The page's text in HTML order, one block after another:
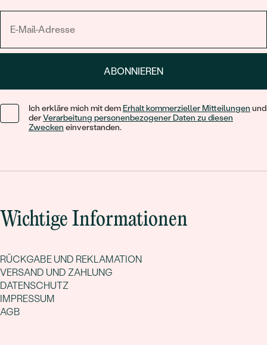
ABONNIEREN
Ich erkläre mich mit dem Erhalt kommerzieller Mitteilungen und
derVerarbeitung personenbezogener Daten zu diesen
Zwecken einverstanden.
Wichtige Informationen
RÜCKGABE UND REKLAMATION
VERSAND UND ZAHLUNG
DATENSCHUTZ
IMPRESSUM
AGB